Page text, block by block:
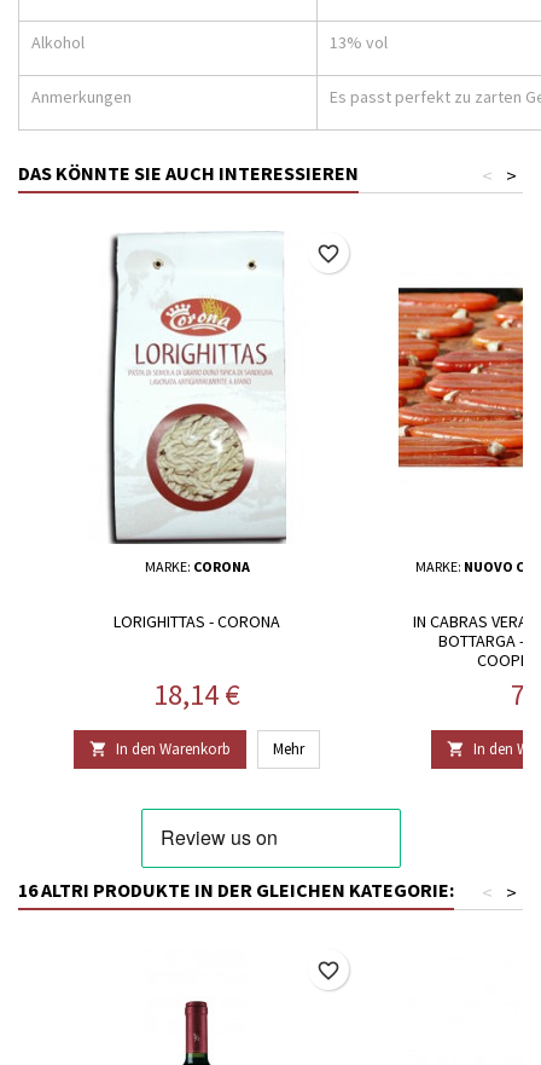
Alkohol 13% vol
Anmerkungen Es passt perfekt zu zarten
DAS KÖNNTE SIE AUCH INTERESSIEREN >
<
MARKE: CORONA
LORIGHITTAS - CORONA
Preis
18,14 €
 In den Warenkorb Mehr
favorite_border
MARKE: NUOVO
IN CABRAS
BOTTARGA -
 In den
16 ALTRI PRODUKTE IN DER GLEICHEN KATEGORIE: >
<
favorite_border